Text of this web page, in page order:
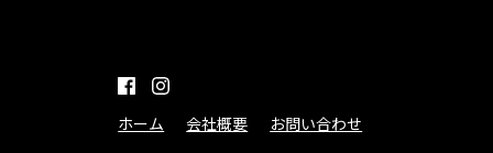
ホーム 会社概要
お問い合わせ